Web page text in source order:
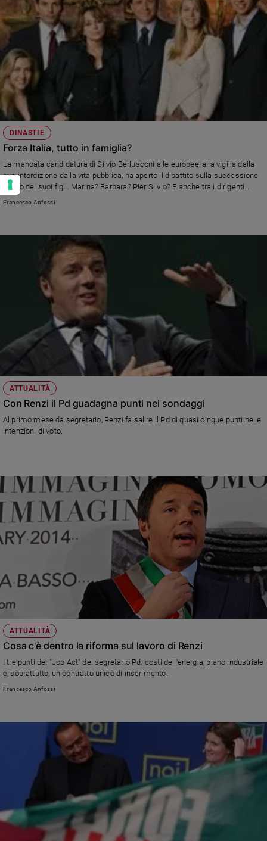
DINASTIE
Forza Italia, tutto in famiglia?
La mancata candidatura di Silvio Berlusconi alle europee, alla vigilia dalla
sua interdizione dalla vita pubblica, ha aperto il dibattito sulla successione
di uno dei suoi figli. Marina? Barbara? Pier Silvio? E anche tra i dirigenti
azzurri si apre la lotta: partito o dinasty?
Francesco Anfossi
ATTUALITÀ
Con Renzi il Pd guadagna punti nei sondaggi
Al primo mese da segretario, Renzi fa salire il Pd di quasi cinque punti nelle
intenzioni di voto.
ATTUALITÀ
Cosa c'è dentro la riforma sul lavoro di Renzi
I tre punti del "Job Act" del segretario Pd: costi dell'energia, piano industriale
e, soprattutto, un contratto unico di inserimento.
Francesco Anfossi